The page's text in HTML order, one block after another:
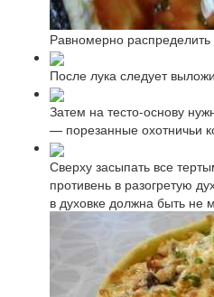
Равномерно распределить
После лука следует
Затем на тесто-основу
— порезанные охотничьи
Сверху засыпать все
противень в разогретую
в духовке должна быть не